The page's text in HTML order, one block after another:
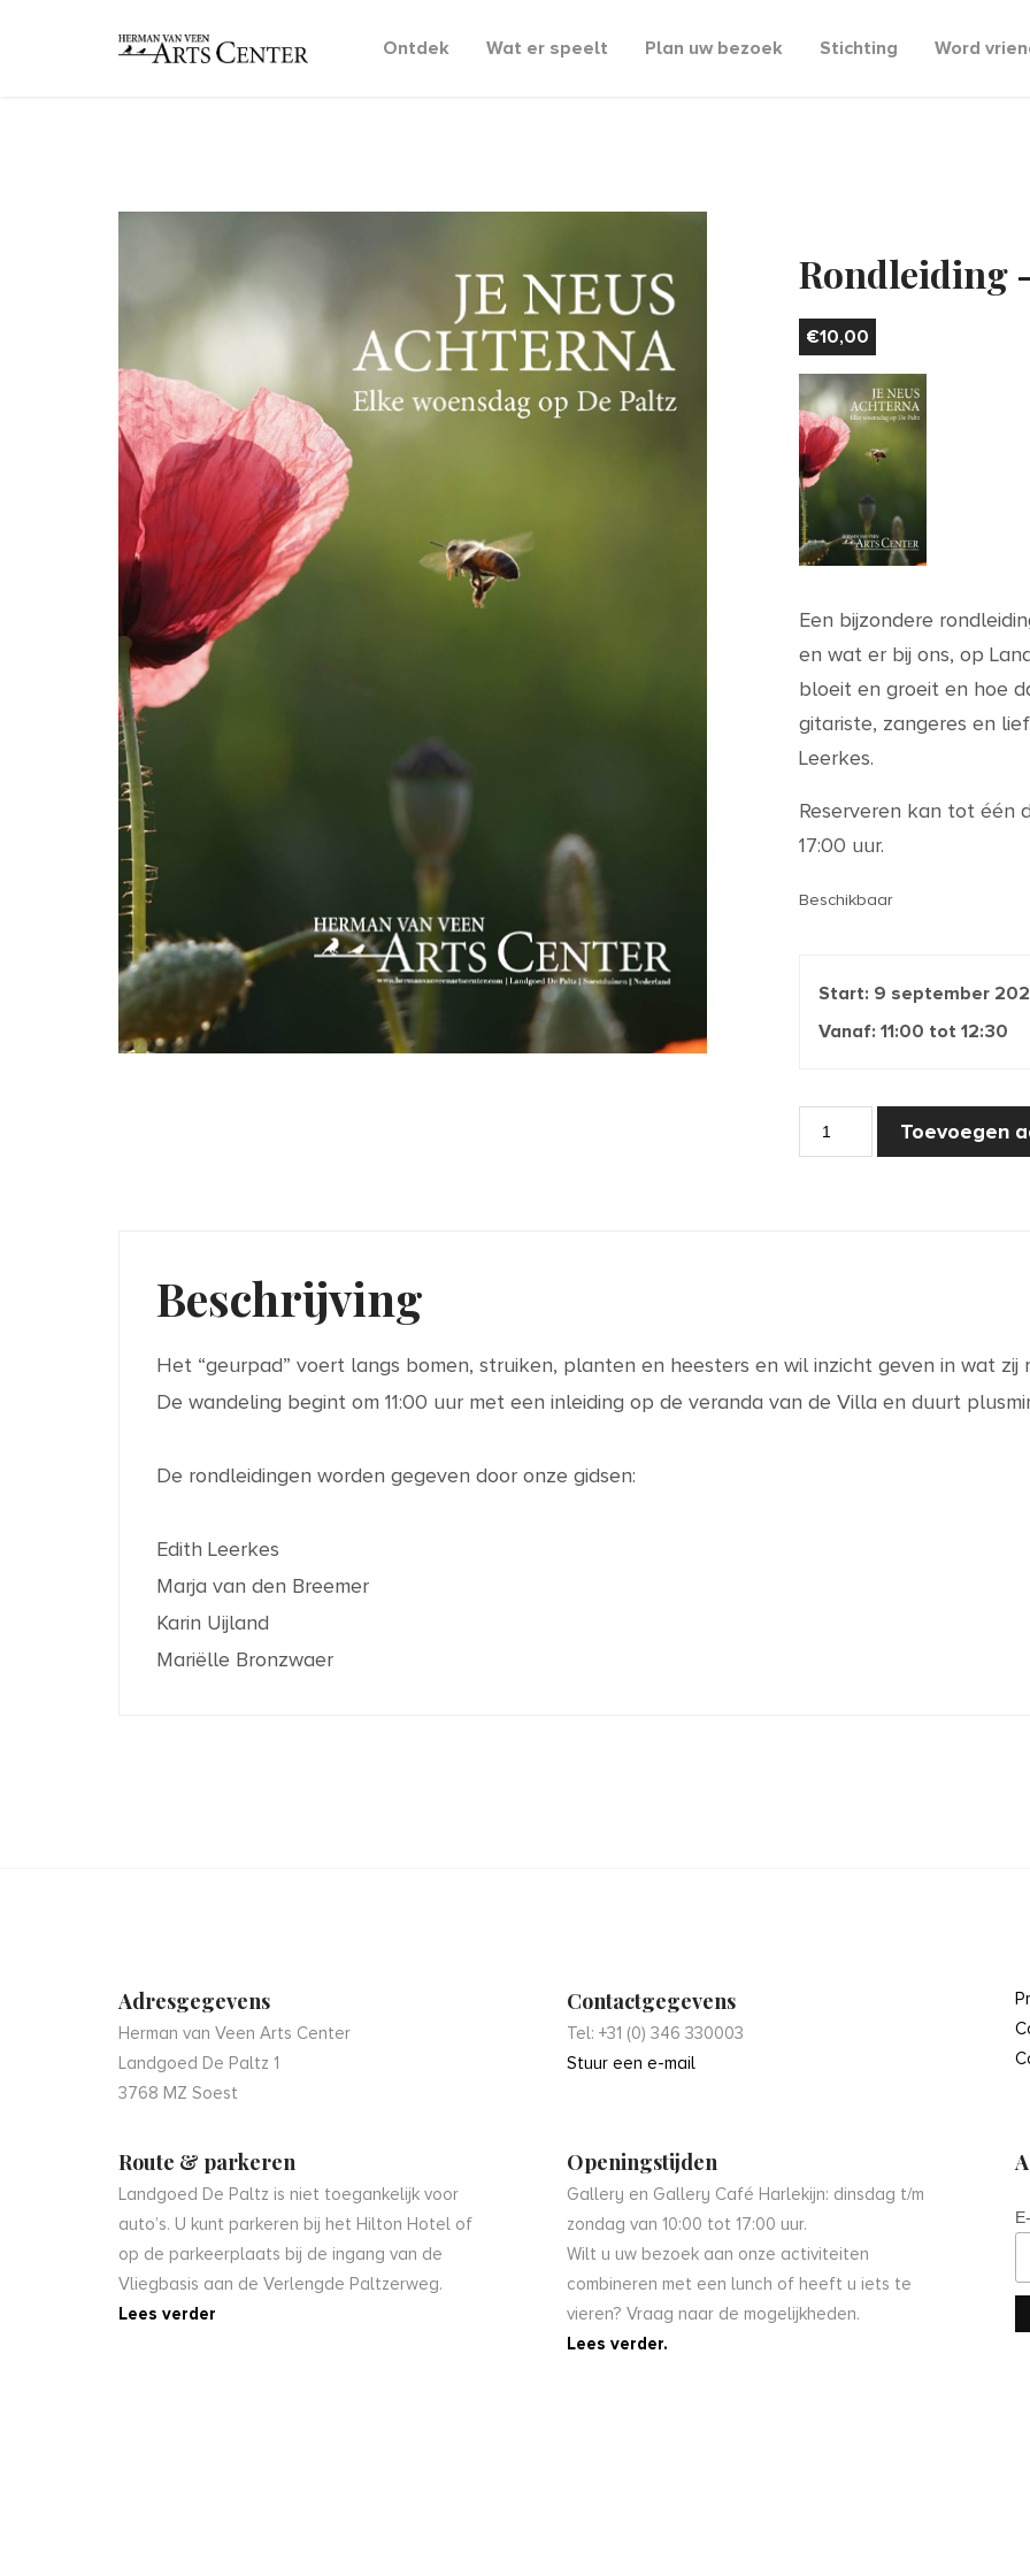
Ontdek Wat er speelt Plan uw bezoek Stichting Word
Rondleiding
€10,00
Een bijzondere
en wat er bij ons, op
bloeit en groeit en hoe
gitariste, zangeres en
Leerkes.
Reserveren kan tot één
17:00 uur.
Beschikbaar
Start: 9 september
Vanaf: 11:00 tot 12:30
Rondleiding
Je
Toevoegen
Beschrijving
Het “geurpad” voert langs bomen, struiken, planten en heesters en wil inzicht geven in wat zij
De wandeling begint om 11:00 uur met een inleiding op de veranda van de Villa en duurt
De rondleidingen worden gegeven door onze gidsen:
Edith Leerkes
Marja van den Breemer
Karin Uijland
Mariëlle Bronzwaer
Adresgegevens
Herman van Veen Arts Center
Landgoed De Paltz 1
3768 MZ Soest
Route & parkeren
Landgoed De Paltz is niet toegankelijk voor
auto’s. U kunt parkeren bij het Hilton Hotel of
op de parkeerplaats bij de ingang van de
Vliegbasis aan de Verlengde Paltzerweg.
Lees verder
Contactgegevens
Tel: +31 (0) 346 330003
Stuur een e-mail
Openingstijden
Gallery en Gallery Café Harlekijn: dinsdag t/m
zondag van 10:00 tot 17:00 uur.
Wilt u uw bezoek aan onze activiteiten
combineren met een lunch of heeft u iets te
vieren? Vraag naar de mogelijkheden.
Lees verder.